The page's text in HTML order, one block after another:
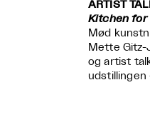
ARTIST
Kitchen for
Mød
Mette Gitz-
og artist
udstillingen